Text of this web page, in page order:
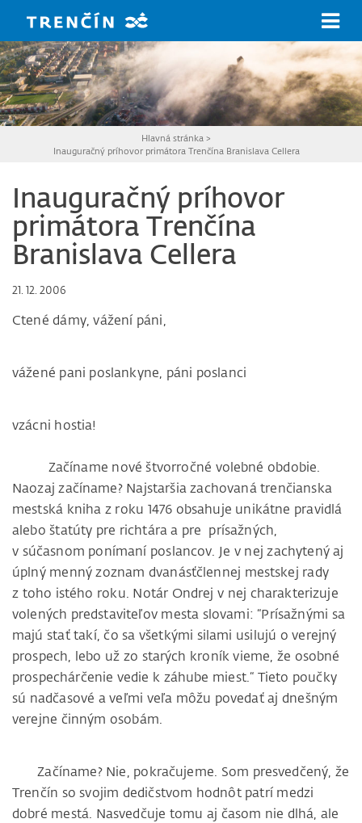
Hlavná stránka >
Inauguračný príhovor primátora Trenčína Branislava Cellera
Inauguračný príhovor
primátora Trenčína
Branislava Cellera
21. 12. 2006
Ctené dámy, vážení páni,
vážené pani poslankyne, páni poslanci
vzácni hostia!
Začíname nové štvorročné volebné obdobie.
Naozaj začíname? Najstaršia zachovaná trenčianska
mestská kniha z roku 1476 obsahuje unikátne pravidlá
alebo štatúty pre richtára a pre prísažných,
v súčasnom ponímaní poslancov. Je v nej zachytený aj
úplný menný zoznam dvanásťčlennej mestskej rady
z toho istého roku. Notár Ondrej v nej charakterizuje
volených predstaviteľov mesta slovami: “Prísažnými sa
majú stať takí, čo sa všetkými silami usilujú o verejný
prospech, lebo už zo starých kroník vieme, že osobné
prospechárčenie vedie k záhube miest.“ Tieto poučky
sú nadčasové a veľmi veľa môžu povedať aj dnešným
verejne činným osobám.
Začíname? Nie, pokračujeme. Som presvedčený, že
Trenčín so svojim dedičstvom hodnôt patrí medzi
dobré mestá. Nasvedčuje tomu aj časom nie dlhá, ale